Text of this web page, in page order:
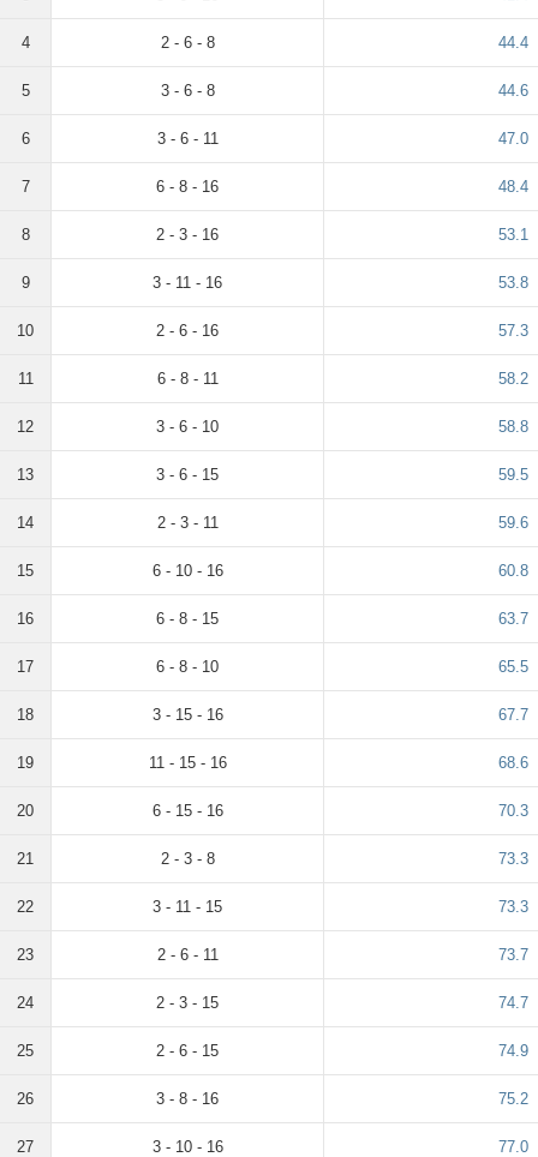
4 2 - 6 - 8 44.4
5 3 - 6 - 8 44.6
6 3 - 6 - 11 47.0
7 6 - 8 - 16 48.4
8 2 - 3 - 16 53.1
9 3 - 11 - 16 53.8
10 2 - 6 - 16 57.3
11 6 - 8 - 11 58.2
12 3 - 6 - 10 58.8
13 3 - 6 - 15 59.5
14 2 - 3 - 11 59.6
15 6 - 10 - 16 60.8
16 6 - 8 - 15 63.7
17 6 - 8 - 10 65.5
18 3 - 15 - 16 67.7
19 11 - 15 - 16 68.6
20 6 - 15 - 16 70.3
21 2 - 3 - 8 73.3
22 3 - 11 - 15 73.3
23 2 - 6 - 11 73.7
24 2 - 3 - 15 74.7
25 2 - 6 - 15 74.9
26 3 - 8 - 16 75.2
27 3 - 10 - 16 77.0